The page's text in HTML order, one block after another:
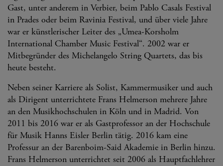
Gast, unter anderem in Verbier, beim Pablo Casals Festival
in Prades oder beim Ravinia Festival, und über viele Jahre
war er künstlerischer Leiter des „Umea-Korsholm
International Chamber Music Festival“. 2002 war er
Mitbegründer des Michelangelo String Quartets, das bis
heute besteht.
Neben seiner Karriere als Solist, Kammermusiker und auch
als Dirigent unterrichtete Frans Helmerson mehrere Jahre
an den Musikhochschulen in Köln und in Madrid. Von
2011 bis 2016 war er als Gastprofessor an der Hochschule
für Musik Hanns Eisler Berlin tätig. 2016 kam eine
Professur an der Barenboim-Said Akademie in Berlin hinzu.
Frans Helmerson unterrichtet seit 2006 als Hauptfachlehrer